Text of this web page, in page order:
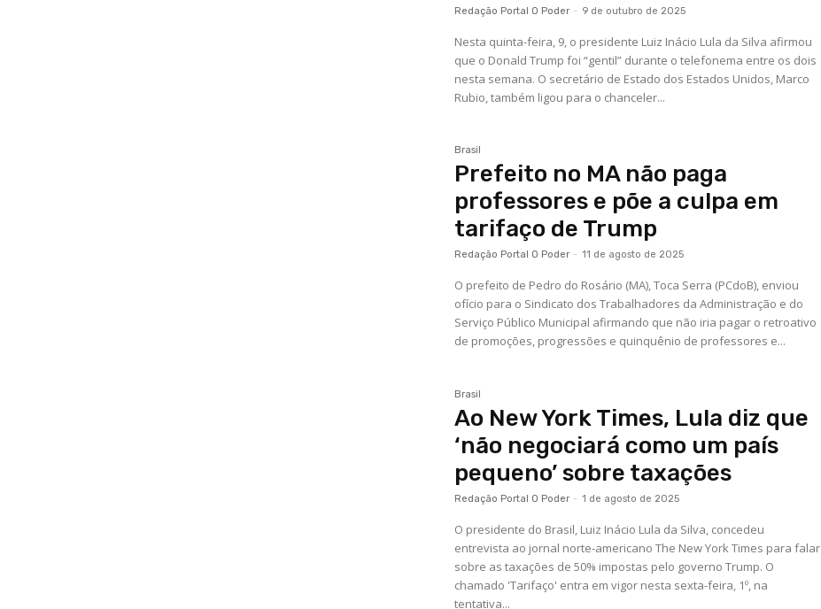
Redação Portal O Poder - 9 de outubro de 2025
Nesta quinta-feira, 9, o presidente Luiz Inácio Lula da Silva afirmou
que o Donald Trump foi “gentil” durante o telefonema entre os dois
nesta semana. O secretário de Estado dos Estados Unidos, Marco
Rubio, também ligou para o chanceler...
Brasil
Prefeito no MA não paga
professores e põe a culpa em
tarifaço de Trump
Redação Portal O Poder - 11 de agosto de 2025
O prefeito de Pedro do Rosário (MA), Toca Serra (PCdoB), enviou
ofício para o Sindicato dos Trabalhadores da Administração e do
Serviço Público Municipal afirmando que não iria pagar o retroativo
de promoções, progressões e quinquênio de professores e...
Brasil
Ao New York Times, Lula diz que
‘não negociará como um país
pequeno’ sobre taxações
Redação Portal O Poder - 1 de agosto de 2025
O presidente do Brasil, Luiz Inácio Lula da Silva, concedeu
entrevista ao jornal norte-americano The New York Times para falar
sobre as taxações de 50% impostas pelo governo Trump. O
chamado 'Tarifaço' entra em vigor nesta sexta-feira, 1º, na
tentativa...